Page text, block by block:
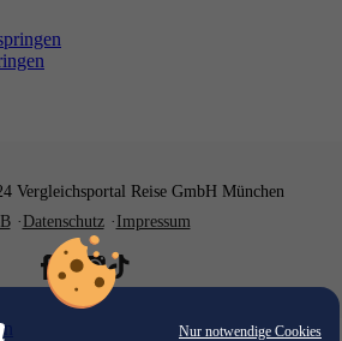
Nur notwendige Cookies
Vergleichsportal Reise GmbH München
Datenschutz Impressum